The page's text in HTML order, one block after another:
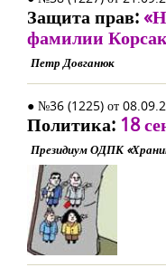
Защита прав:
фамилии
Петр Довганюк
● №36 (1225) от
Политика: 18
Президиум ОДПК